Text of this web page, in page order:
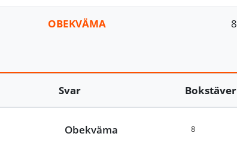
OBEKVÄMA 8
Svar Bokstäver
Obekväma 8